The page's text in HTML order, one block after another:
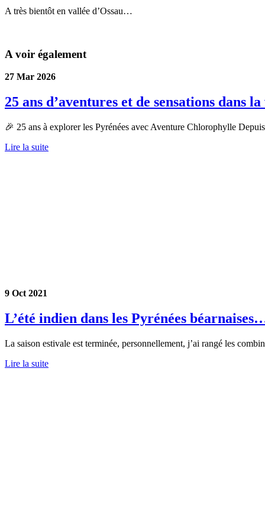
A très bientôt en vallée d’Ossau…
A voir également
27 Mar 2026
25 ans d’aventures et de sensations dans
🎉 25 ans à explorer les Pyrénées avec Aventure Chlorophylle
Lire la suite
9 Oct 2021
L’été indien dans les Pyrénées
La saison estivale est terminée, personnellement, j’ai rangé les
Lire la suite